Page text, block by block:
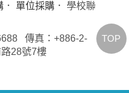
． 單位採購 ． 學校聯
傳真：+886-2-
28號7樓
TOP